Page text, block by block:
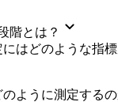
階とは？
はどのような指
ように測定するの